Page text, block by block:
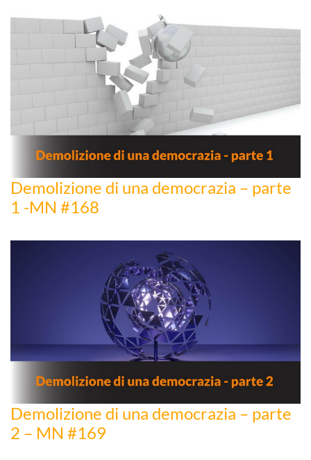
Demolizione di una democrazia – parte
1 -MN #168
Demolizione di una democrazia – parte
2 – MN #169